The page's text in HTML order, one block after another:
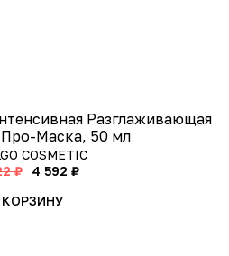
Разглаживающая
Маска, 50 мл
COSMETIC
₽
4 592 ₽
КОРЗИНУ